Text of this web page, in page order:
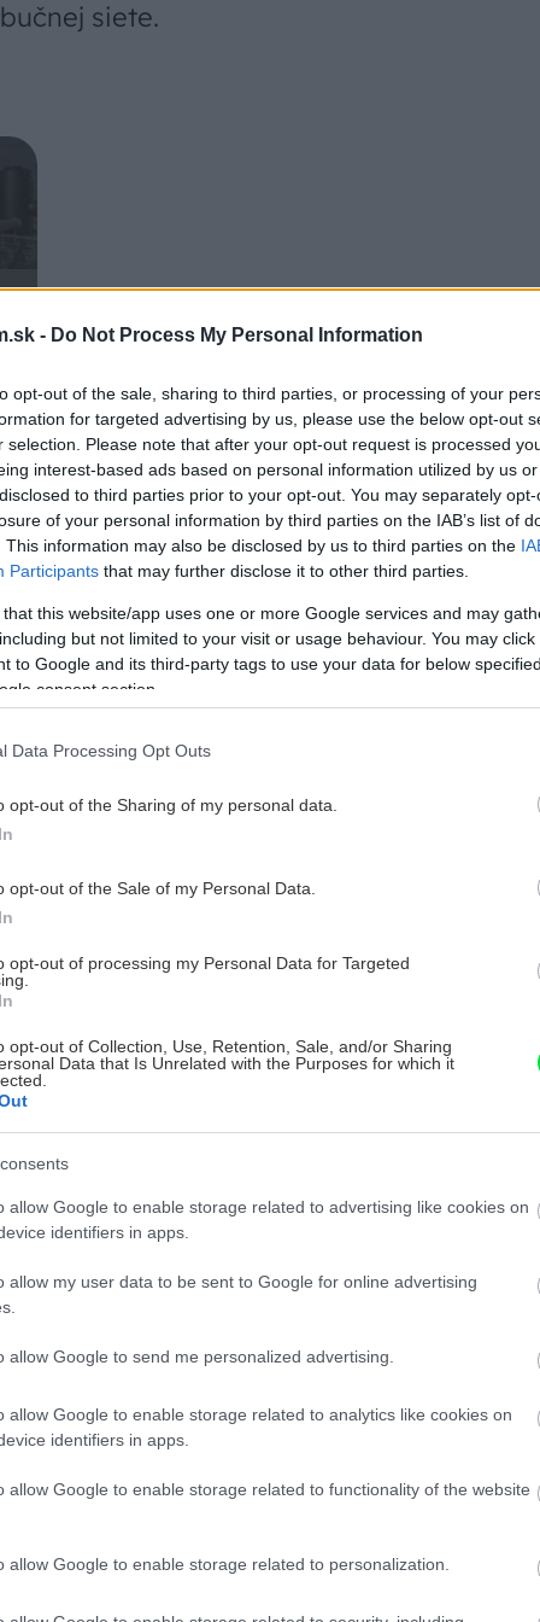
- Do Not Process My Personal Information
opt-out of the sale, sharing to third parties, or processing of your
for targeted advertising by us, please use the below opt-out
selection. Please note that after your opt-out request is processed
interest-based ads based on personal information utilized by us
to third parties prior to your opt-out. You may separately
of your personal information by third parties on the IAB’s list of
This information may also be disclosed by us to third parties on the
Participants that may further disclose it to other third parties.
that this website/app uses one or more Google services and may
but not limited to your visit or usage behaviour. You may
to Google and its third-party tags to use your data for below
consent section.
Data Processing Opt Outs
opt-out of the Sharing of my personal data.
opt-out of the Sale of my Personal Data.
opt-out of processing my Personal Data for Targeted
opt-out of Collection, Use, Retention, Sale, and/or Sharing
Data that Is Unrelated with the Purposes for which it
allow Google to enable storage related to advertising like cookies on
identifiers in apps.
allow my user data to be sent to Google for online advertising
allow Google to send me personalized advertising.
allow Google to enable storage related to analytics like cookies on
identifiers in apps.
allow Google to enable storage related to functionality of the website
allow Google to enable storage related to personalization.
siete.
z bioplynu elektrickú energiu,
pre vlastnú spotrebu. Vláda ráta v
premeny bioplynových staníc na
bude možné napojiť do našej
v projekte Plán Obnovy počíta s
staníc na biometánové. Vzhľadom
plynárenskej sústavy až tretinu z nich.
je vo forme bioCNG a bioLNG
dopravy. Pri jeho spaľovaní
látky, čím výrazne prispieva k čistejšiemu
pre výrobu biometánu je kurací
odpady. Zloženie biometánu je
ale na rozdiel od tohto fosílneho paliva
alebo priamo z odpadov a jeho